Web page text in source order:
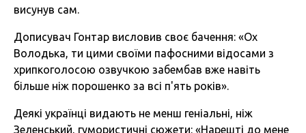
висунув сам.
Дописувач Гонтар висловив своє бачення: «Ох
Володька, ти цими своїми пафосними відосами з
хрипкоголосою озвучкою забембав вже навіть
більше ніж порошенко за всі п'ять років».
Деякі українці видають не менш геніальні, ніж
Зеленський, гумористичні сюжети: «Нарешті до мене